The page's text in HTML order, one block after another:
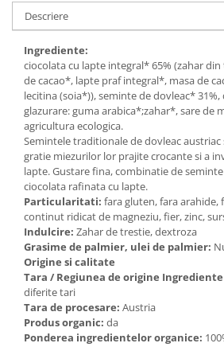
Unt, alternativa unt
Paine bio
Paste
Terci bio
Dulciuri
Ciocolata
Dulceturi, gemuri, compoturi
Creme
Bomboane, Caramele si Jeleuri
Biscuiti si napolitane
Inghetata
Zahar si indulcitori
Batoane
Dulciuri bio
Guma de mestecat bio
Snacksuri
Descriere
Ingrediente:
ciocolata cu lapte integral* 65% (zahar
de cacao*, lapte praf integral*, masa de
lecitina (soia*)), seminte de dovleac*
glazurare: guma arabica*;zahar*, sare de
agricultura ecologica.
Semintele traditionale de dovleac
gratie miezurilor lor prajite crocante si a
lapte. Gustare fina, combinatie de
ciocolata rafinata cu lapte.
Particularitati: fara gluten, fara arahide,
continut ridicat de magneziu, fier, zinc,
Indulcire: Zahar de trestie, dextroza
Grasime de palmier, ulei de palmier:
Origine si calitate
Tara / Regiunea de origine
diferite tari
Tara de procesare: Austria
Produs organic: da
Ponderea ingredientelor organice: